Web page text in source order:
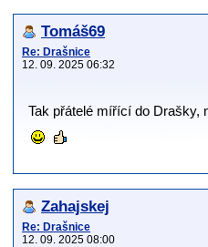
Tomáš69
Re: Drašnice
12. 09. 2025 06:32
Tak přátelé mířící do Drašky,
Zahajskej
Re: Drašnice
12. 09. 2025 08:00